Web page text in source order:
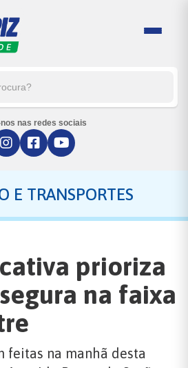
nas redes sociais
E TRANSPORTES
prioriza
na faixa
feitas na manhã desta